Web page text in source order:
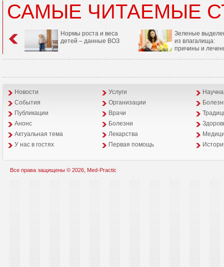
САМЫЕ ЧИТАЕМЫЕ
Нормы роста и веса
детей – данные ВОЗ
Зеленые
из влагалища:
причины и
Новости Услуги
События
Организации
Публикации
Врачи
Анонс
Болезни
Aктуальная тема
Лекарства
У нас в гостях
Первая помощь
Все права защищены © 2026, Med-Practic